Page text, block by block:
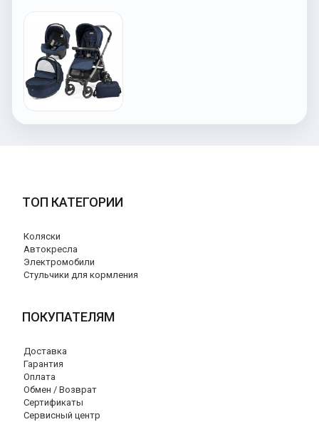
ТОП КАТЕГОРИИ
Коляски
Автокресла
Электромобили
Стульчики для кормления
ПОКУПАТЕЛЯМ
Доставка
Гарантия
Оплата
Обмен / Возврат
Сертификаты
Сервисный центр